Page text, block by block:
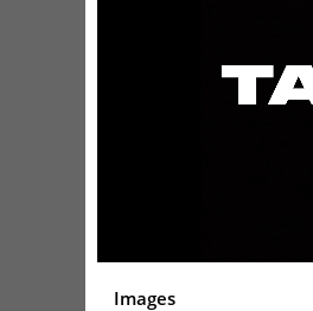
Images